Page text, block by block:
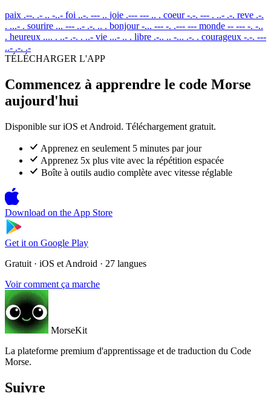
paix .--. .- .. -..- foi ..-. --- .. joie .--- --- .. . coeur -.-. --- . ..- .-. reve .-.
. ...- . sourire ... --- ..- .-. .. . bonjour -... --- -. .--- --- monde -- --- -. -..
. heureux .... . ..- .-. . ..- vie ...- .. . libre .-.. .. -... .-. . courageux -.-. ---
..- .-. .-
TÉLÉCHARGER L'APP
Commencez à apprendre le code Morse
aujourd'hui
Disponible sur iOS et Android. Téléchargement gratuit.
Apprenez en seulement 5 minutes par jour
Apprenez 5x plus vite avec la répétition espacée
Boîte à outils audio complète avec vitesse réglable
Download on the App Store
Get it on Google Play
Gratuit · iOS et Android · 27 langues
Voir comment ça marche
MorseKit
La plateforme premium d'apprentissage et de traduction du Code
Morse.
Suivre